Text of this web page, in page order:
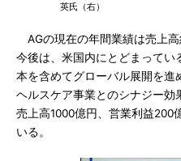
英氏（右）
AGの現在の年間業績は売上高
今後は、米国内にとどまってい
本を含めてグローバル展開を
ヘルスケア事業とのシナジー効
売上高1000億円、営業利益200
いる。